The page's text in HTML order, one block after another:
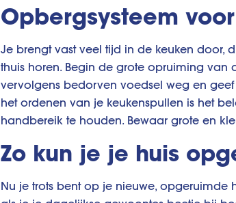
Opbergsysteem
Je brengt vast veel tijd in de keuken door,
thuis horen. Begin de grote opruiming van
vervolgens bedorven voedsel weg en
het ordenen van je keukenspullen is het
handbereik te houden. Bewaar grote en
Zo kun je je huis
Nu je trots bent op je nieuwe, opgeruimde